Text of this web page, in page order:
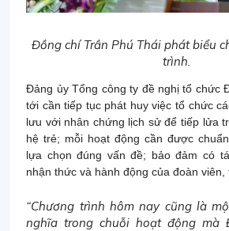
Đồng chí Trần Phú Thái phát biểu
trình.
Đảng ủy Tổng công ty đề nghị tổ chức
tới cần tiếp tục phát huy việc tổ chức
lưu với nhân chứng lịch sử để tiếp lửa
hệ trẻ; mỗi hoạt động cần được
lựa chọn đúng vấn đề; bảo đảm có
nhận thức và hành động của đoàn viên,
“Chương trình hôm nay cũng là
nghĩa trong chuỗi hoạt động mà